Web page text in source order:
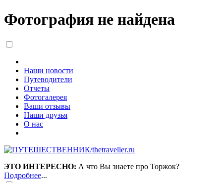
Фотография не найдена
Наши новости
Путеводители
Отчеты
Фотогалерея
Ваши отзывы
Наши друзья
О нас
ЭТО ИНТЕРЕСНО: А что Вы знаете про Торжок?
Подробнее...